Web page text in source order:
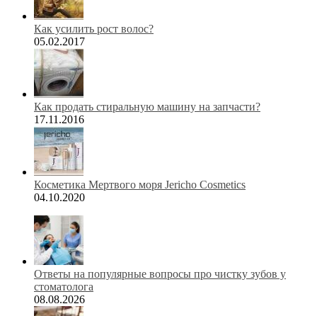
Как усилить рост волос?
05.02.2017
Как продать стиральную машину на запчасти?
17.11.2016
Косметика Мертвого моря Jericho Cosmetics
04.10.2020
Ответы на популярные вопросы про чистку зубов у
стоматолога
08.08.2026